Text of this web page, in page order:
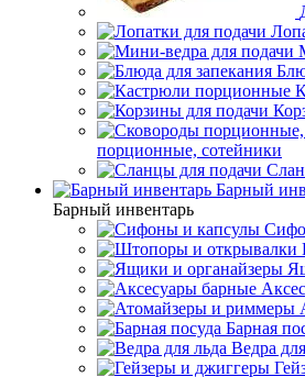
порционные, сотейники
Барный
Барный инвентарь
Барная
Ведра